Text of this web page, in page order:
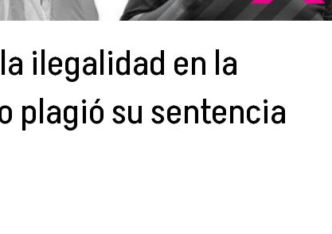
ilegalidad en la
plagió su sentencia